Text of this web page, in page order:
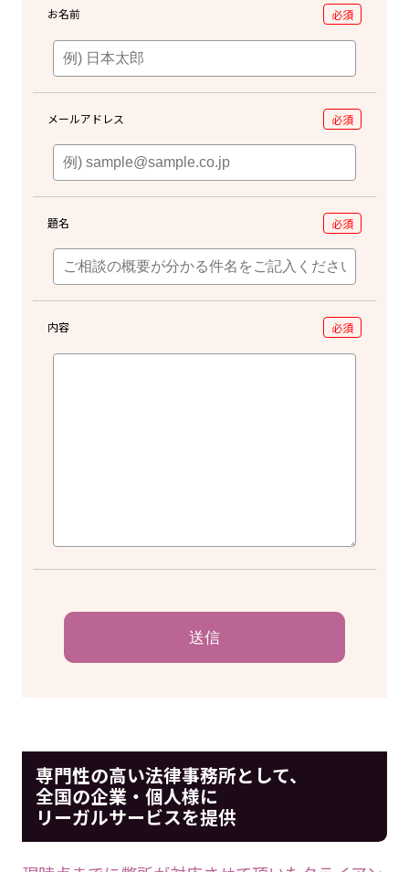
お名前 必須
メールアドレス 必須
題名 必須
内容 必須
専門性の高い法律事務所として、
全国の企業・個人様に
リーガルサービスを提供